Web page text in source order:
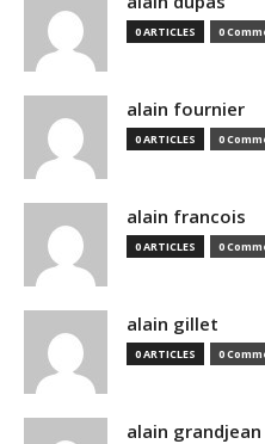
0 ARTICLES 0
alain fournier
0 ARTICLES 0
alain francois
0 ARTICLES 0
alain gillet
0 ARTICLES 0
alain grandjean